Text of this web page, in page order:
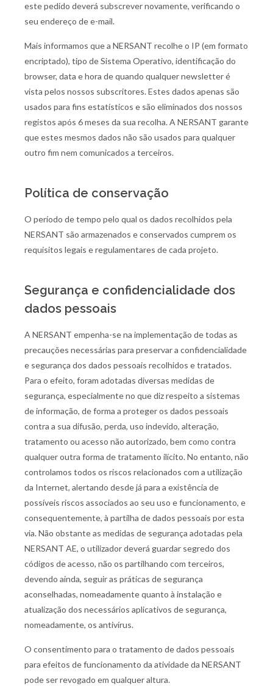
este pedido deverá subscrever novamente, verificando o
seu endereço de e-mail.
Mais informamos que a NERSANT recolhe o IP (em formato
encriptado), tipo de Sistema Operativo, identificação do
browser, data e hora de quando qualquer newsletter é
vista pelos nossos subscritores. Estes dados apenas são
usados para fins estatísticos e são eliminados dos nossos
registos após 6 meses da sua recolha. A NERSANT garante
que estes mesmos dados não são usados para qualquer
outro fim nem comunicados a terceiros.
Política de conservação
O período de tempo pelo qual os dados recolhidos pela
NERSANT são armazenados e conservados cumprem os
requisitos legais e regulamentares de cada projeto.
Segurança e confidencialidade dos
dados pessoais
A NERSANT empenha-se na implementação de todas as
precauções necessárias para preservar a confidencialidade
e segurança dos dados pessoais recolhidos e tratados.
Para o efeito, foram adotadas diversas medidas de
segurança, especialmente no que diz respeito a sistemas
de informação, de forma a proteger os dados pessoais
contra a sua difusão, perda, uso indevido, alteração,
tratamento ou acesso não autorizado, bem como contra
qualquer outra forma de tratamento ilícito. No entanto, não
controlamos todos os riscos relacionados com a utilização
da Internet, alertando desde já para a existência de
possíveis riscos associados ao seu uso e funcionamento, e
consequentemente, à partilha de dados pessoais por esta
via. Não obstante as medidas de segurança adotadas pela
NERSANT AE, o utilizador deverá guardar segredo dos
códigos de acesso, não os partilhando com terceiros,
devendo ainda, seguir as práticas de segurança
aconselhadas, nomeadamente quanto à instalação e
atualização dos necessários aplicativos de segurança,
nomeadamente, os antivírus.
O consentimento para o tratamento de dados pessoais
para efeitos de funcionamento da atividade da NERSANT
pode ser revogado em qualquer altura.